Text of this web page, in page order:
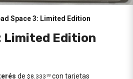
Space 3: Limited Edition
Limited Edition
de$8.333 33 con tarjetas